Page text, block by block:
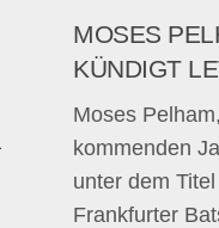
MOSES
KÜNDIGT
Moses
kommenden
unter dem
Frankfurter